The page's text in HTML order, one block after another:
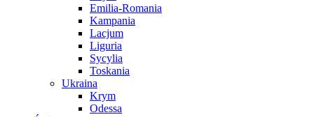
Emilia-Romania
Kampania
Lacjum
Liguria
Sycylia
Toskania
Ukraina
Krym
Odessa